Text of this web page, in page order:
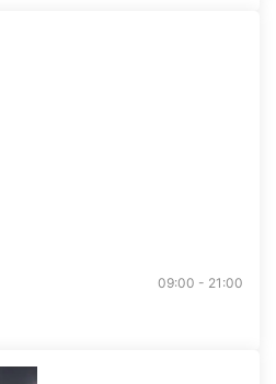
09:00 - 21:00